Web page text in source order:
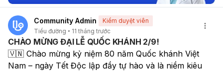
Community Admin
Kiểm duyệt viên
Tiểu đường
11 tháng trước
CHÀO MỪNG ĐẠI LỄ QUỐC KHÁNH 2/9!
🇻🇳 Chào mừng kỷ niệm 80 năm Quốc khánh Việt
Nam – ngày Tết Độc lập đầy tự hào và là niềm kiêu